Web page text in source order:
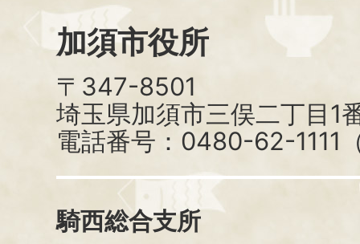
加須市役所
〒347-8501
埼玉県加須市三俣二丁目1
電話番号：0480-62-1111
騎西総合支所